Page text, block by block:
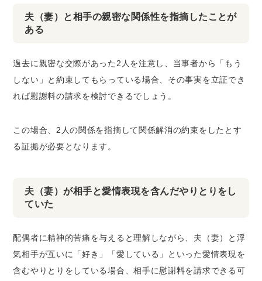
夫（妻）と相手の親密な関係性を指摘したことが
ある
過去に親密な交際があった2人を注意し、当事者から「もう
しない」と約束してもらっている場合、その事実を立証でき
れば慰謝料の請求を検討できるでしょう。
この場合、2人の関係を指摘して関係解消の約束をしたとす
る証拠が必要となります。
夫（妻）が相手と愛情表現を含んだやりとりをし
ていた
配偶者に精神的苦痛を与えると理解しながら、夫（妻）と浮
気相手が互いに「好き」「愛している」といった愛情表現を
含むやりとりをしている場合、相手に慰謝料を請求できる可